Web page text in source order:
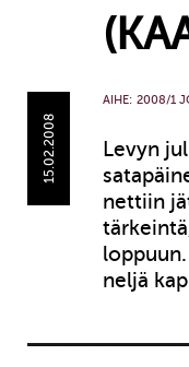
15.02.2008
AIHE: 2008/1
Levyn
nettiin
neljä